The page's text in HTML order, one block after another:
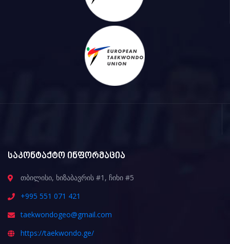
საკონტაქტო ინფორმაცია
თბილისი, ხიზაბავრის #1, ჩიხი #5
+995 551 071 421
taekwondogeo@gmail.com
https://taekwondo.ge/